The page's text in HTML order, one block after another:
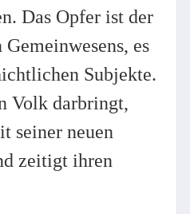
Das Opfer ist der
es
Subjekte.
Volk darbringt,
seiner neuen
zeitigt ihren